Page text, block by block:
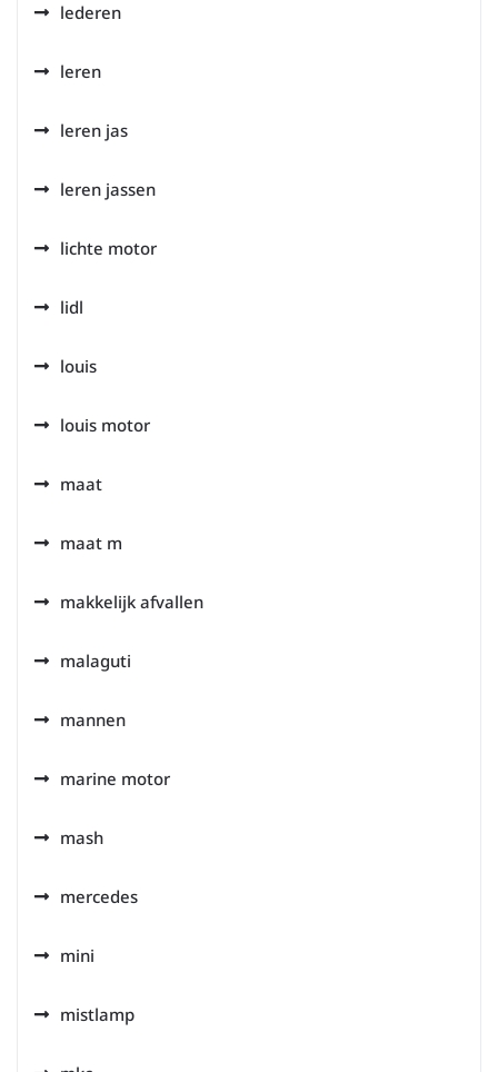
lederen
leren
leren jas
leren jassen
lichte motor
lidl
louis
louis motor
maat
maat m
makkelijk afvallen
malaguti
mannen
marine motor
mash
mercedes
mini
mistlamp